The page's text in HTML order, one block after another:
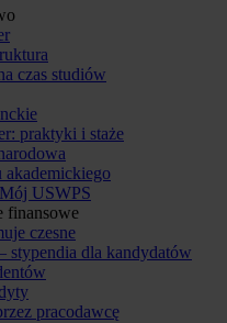
czas studiów
praktyki i staże
USWPS
finansowe
czesne
stypendia dla kandydatów
pracodawcę